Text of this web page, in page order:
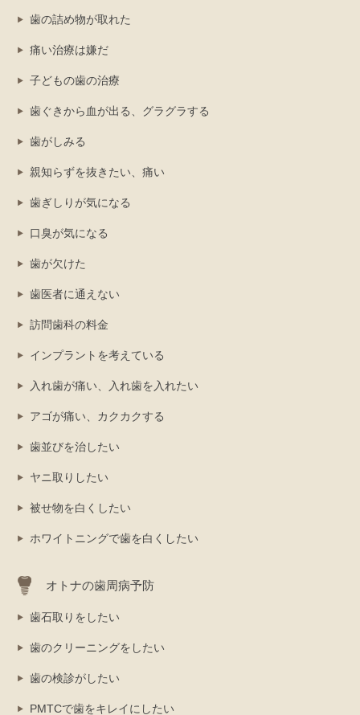
歯の詰め物が取れた
痛い治療は嫌だ
子どもの歯の治療
歯ぐきから血が出る、グラグラする
歯がしみる
親知らずを抜きたい、痛い
歯ぎしりが気になる
口臭が気になる
歯が欠けた
歯医者に通えない
訪問歯科の料金
インプラントを考えている
入れ歯が痛い、入れ歯を入れたい
アゴが痛い、カクカクする
歯並びを治したい
ヤニ取りしたい
被せ物を白くしたい
ホワイトニングで歯を白くしたい
オトナの歯周病予防
歯石取りをしたい
歯のクリーニングをしたい
歯の検診がしたい
PMTCで歯をキレイにしたい